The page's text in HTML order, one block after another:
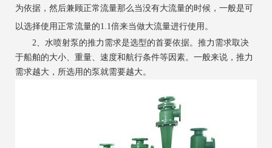
为依据，然后兼顾正常流量那么当没有大流量的时候，一般是可
以选择使用正常流量的1.1倍来当做大流量进行使用。
2、水喷射泵的推力需求是选型的首要依据。推力需求取决
于船舶的大小、重量、速度和航行条件等因素。一般来说，推力
需求越大，所选用的泵就需要越大。